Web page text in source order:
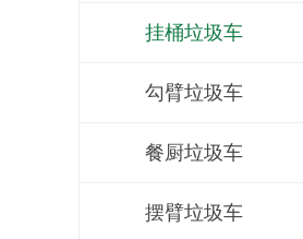
挂桶垃圾车
勾臂垃圾车
餐厨垃圾车
摆臂垃圾车